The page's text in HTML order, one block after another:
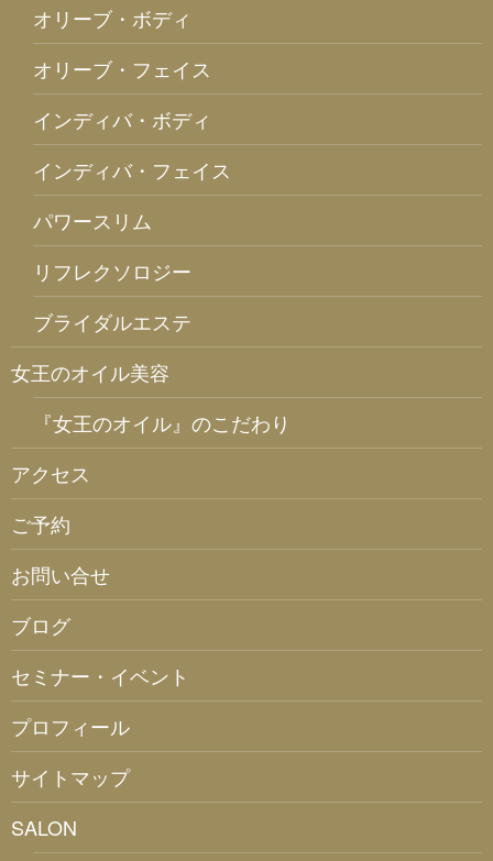
オリーブ・ボディ
オリーブ・フェイス
インディバ・ボディ
インディバ・フェイス
パワースリム
リフレクソロジー
ブライダルエステ
女王のオイル美容
『女王のオイル』のこだわり
アクセス
ご予約
お問い合せ
ブログ
セミナー・イベント
プロフィール
サイトマップ
SALON